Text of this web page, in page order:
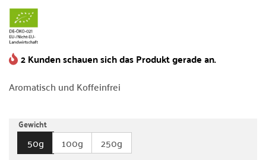
2 Kunden schauen sich das Produkt gerade an.
Aromatisch und Koffeinfrei
Gewicht
50g 100g 250g